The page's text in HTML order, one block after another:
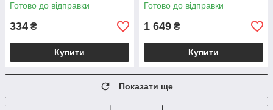
Готово до відправки
334 ₴
Купити
Готово до відправки
1 649 ₴
Купити
Показати ще